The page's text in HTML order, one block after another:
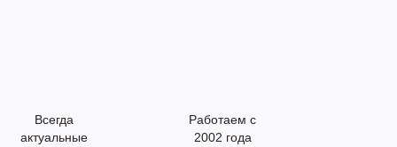
Всегда
актуальные
Работаем с
2002 года